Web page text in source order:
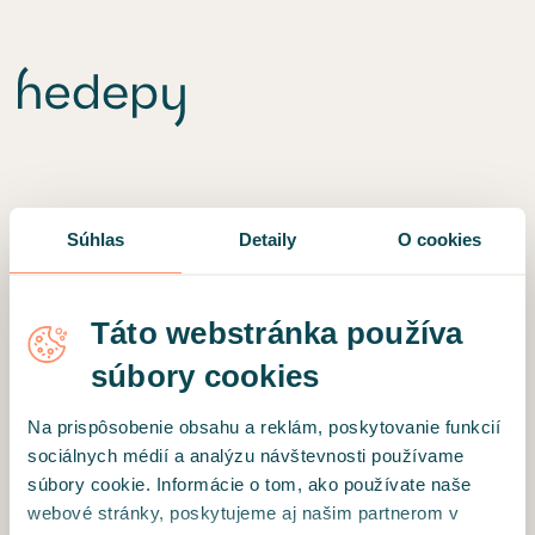
Súhlas Detaily O cookies
Táto webstránka používa
súbory cookies
Na prispôsobenie obsahu a reklám, poskytovanie funkcií
sociálnych médií a analýzu návštevnosti používame
súbory cookie. Informácie o tom, ako používate naše
webové stránky, poskytujeme aj našim partnerom v
Niečo sa pokazilo 🛠